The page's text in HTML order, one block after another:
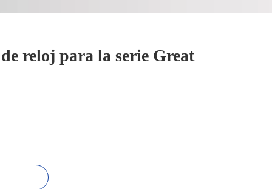
reloj para la serie Great